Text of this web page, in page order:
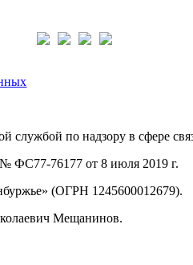
службой по надзору в сфере
ФС77-76177 от 8 июля 2019 г.
(ОГРН 1245600012679).
Мещанинов.